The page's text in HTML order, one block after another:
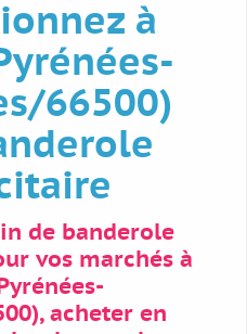
à
66500)
de banderole
vos marchés à
acheter en